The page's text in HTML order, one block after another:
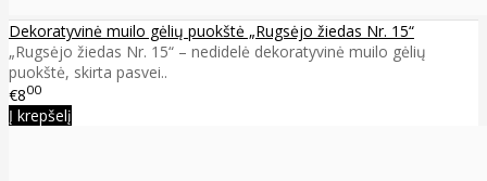
Dekoratyvinė muilo gėlių puokštė „Rugsėjo žiedas Nr. 15“
„Rugsėjo žiedas Nr. 15“ – nedidelė dekoratyvinė muilo gėlių
puokštė, skirta pasvei..
€800
Į krepšelį